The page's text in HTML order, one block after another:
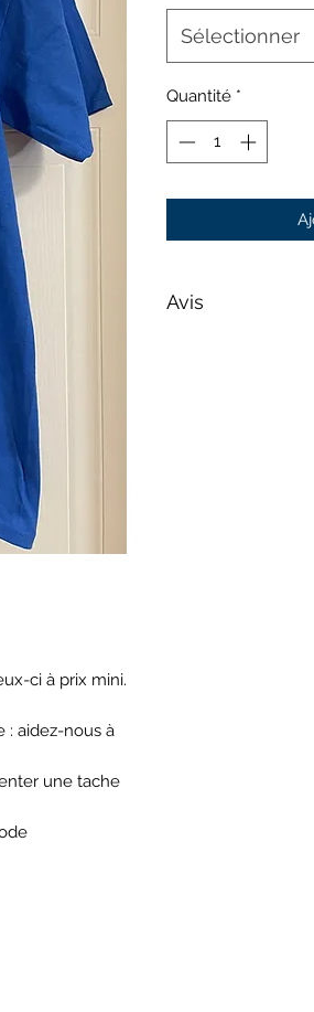
ci à prix mini.
: aidez-nous à
une tache
Sélectionner
Quantité *
Avis